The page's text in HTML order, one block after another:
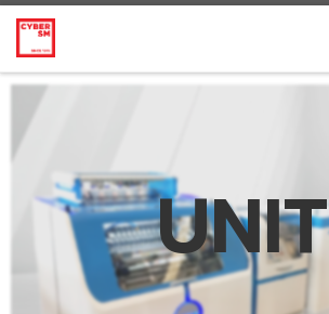
Skip to content
UNIT